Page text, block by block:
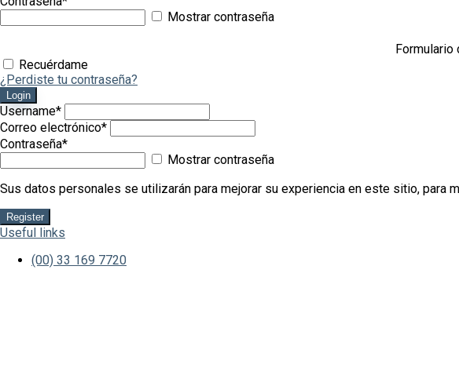
Mostrar contraseña
Recuérdame
¿Perdiste tu contraseña?
Login
Username*
Correo electrónico*
Contraseña*
Mostrar contraseña
Sus datos personales se utilizarán para mejorar su experiencia en este sitio, para
Register
Useful links
(00) 33 169 7720